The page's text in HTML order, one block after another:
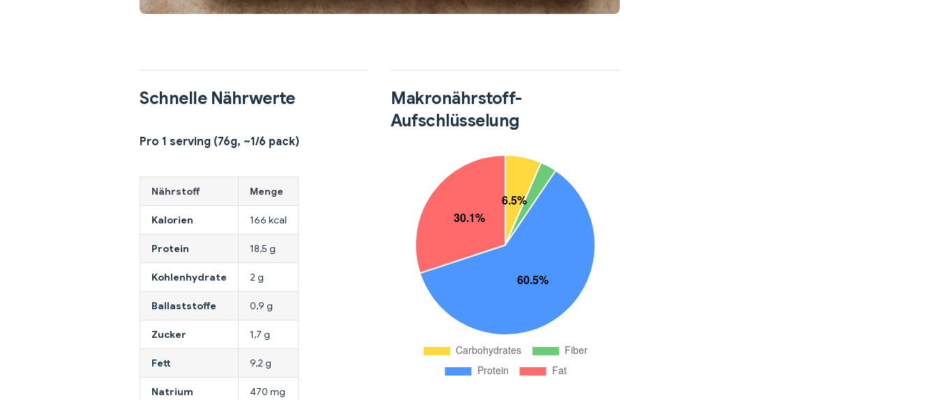
Schnelle Nährwerte
Pro 1 serving (76g, ~1/6 pack)
Nährstoff Menge
Kalorien 166 kcal
Protein 18,5 g
Kohlenhydrate 2 g
Ballaststoffe 0,9 g
Zucker 1,7 g
Fett 9,2 g
Natrium 470 mg
Makronährstoff-
Aufschlüsselung